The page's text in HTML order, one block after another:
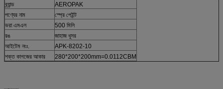
ব্র্যান্ড
AEROPAK
পণ্যের নাম
স্প্রে পেইন্ট
ভরা এমএল
500 মিলি
রঙ
জাহাজ ধূসর
আইটেম নংঃ.
APK-8202-10
শক্ত কাগজের আকার
280*200*200mm=0.0112CBM